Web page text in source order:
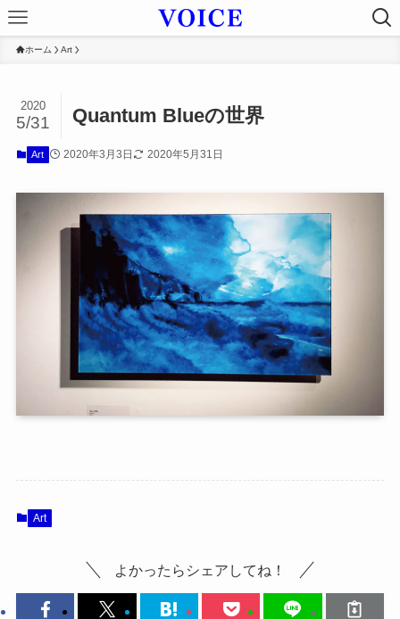
ホーム Art
Quantum Blueの世界
2020
5/31
Art 2020年3月3日 2020年5月31日
Art
よかったらシェアしてね！